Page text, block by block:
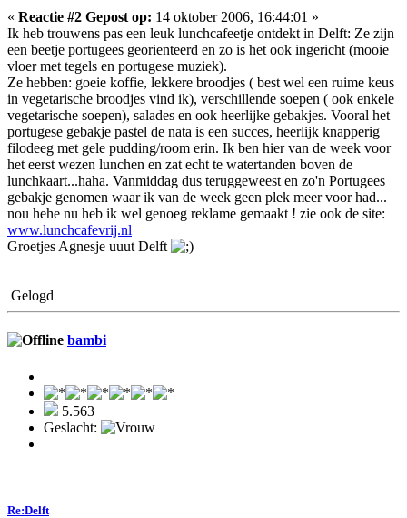
« Reactie #2 Gepost op: 14 oktober 2006, 16:44:01 »
Ik heb trouwens pas een leuk lunchcafeetje ontdekt in Delft: Ze zijn
een beetje portugees georienteerd en zo is het ook ingericht (mooie
vloer met tegels en portugese muziek).
Ze hebben: goeie koffie, lekkere broodjes ( best wel een ruime keus
in vegetarische broodjes vind ik), verschillende soepen ( ook enkele
vegetarische soepen), salades en ook heerlijke gebakjes. Vooral het
portugese gebakje pastel de nata is een succes, heerlijk knapperig
filodeeg met gele pudding/room erin. Ik ben hier van de week voor
het eerst wezen lunchen en zat echt te watertanden boven de
lunchkaart...haha. Vanmiddag dus teruggeweest en zo'n Portugees
gebakje genomen waar ik van de week geen plek meer voor had...
nou hehe nu heb ik wel genoeg reklame gemaakt ! zie ook de site:
www.lunchcafevrij.nl
Groetjes Agnesje uuut Delft
Gelogd
bambi
5.563
Geslacht:
Re:Delft